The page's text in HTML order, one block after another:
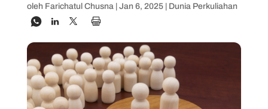
oleh Farichatul Chusna| Jan 6, 2025| Dunia Perkuliahan